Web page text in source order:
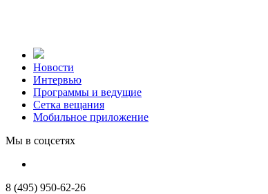
Новости
Интервью
Программы и ведущие
Сетка вещания
Мобильное приложение
Мы в соцсетях
8 (495) 950-62-26